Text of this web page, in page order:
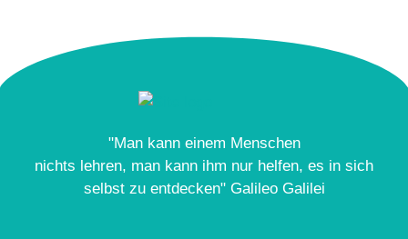
"Man kann einem Menschen
nichts lehren, man kann ihm nur helfen, es in sich
selbst zu entdecken" Galileo Galilei